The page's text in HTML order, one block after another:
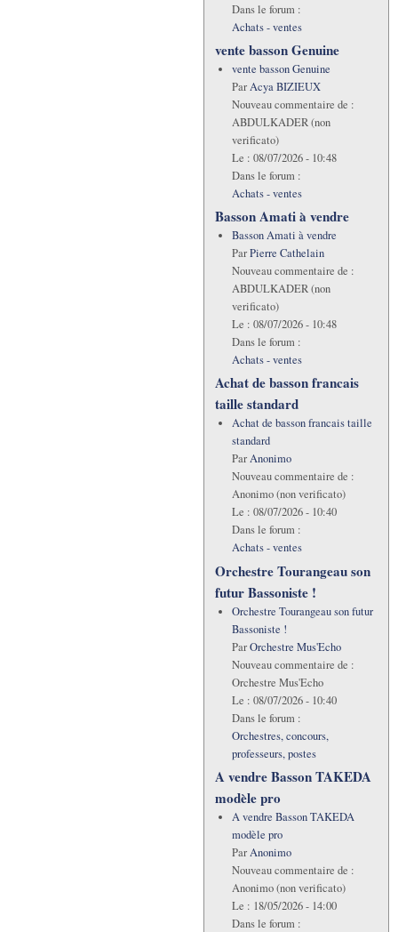
Dans le forum :
Achats - ventes
vente basson Genuine
vente basson Genuine
ParAcya BIZIEUX
Nouveau commentaire de :
ABDULKADER (non
verificato)
Le : 08/07/2026 - 10:48
Dans le forum :
Achats - ventes
Basson Amati à vendre
Basson Amati à vendre
ParPierre Cathelain
Nouveau commentaire de :
ABDULKADER (non
verificato)
Le : 08/07/2026 - 10:48
Dans le forum :
Achats - ventes
Achat de basson francais
taille standard
Achat de basson francais taille
standard
ParAnonimo
Nouveau commentaire de :
Anonimo (non verificato)
Le : 08/07/2026 - 10:40
Dans le forum :
Achats - ventes
Orchestre Tourangeau son
futur Bassoniste !
Orchestre Tourangeau son futur
Bassoniste !
ParOrchestre Mus'Echo
Nouveau commentaire de :
Orchestre Mus'Echo
Le : 08/07/2026 - 10:40
Dans le forum :
Orchestres, concours,
professeurs, postes
A vendre Basson TAKEDA
modèle pro
A vendre Basson TAKEDA
modèle pro
ParAnonimo
Nouveau commentaire de :
Anonimo (non verificato)
Le : 18/05/2026 - 14:00
Dans le forum :